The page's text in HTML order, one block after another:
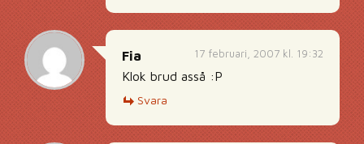
17 februari, 2007 kl. 19:32
Fia
Klok brud asså :P
Svara